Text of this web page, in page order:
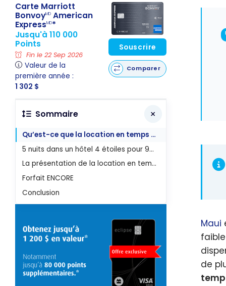
Maui
de
Carte Marriott
BonvoyMD American
ExpressMD*
Jusqu'à 110 000
Points
Fin le 22 Sep 2026
Valeur de la
première année :
1 302 $
Souscrire
Comparer
Sommaire
Qu’est-ce que la location en temps partagé ?
5 nuits dans un hôtel 4 étoiles pour 999$ USD
La présentation de la location en temps partagé
Forfait ENCORE
Conclusion